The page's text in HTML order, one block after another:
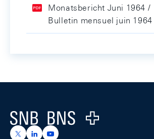
Monatsbericht Juni 1964 /
Bulletin mensuel juin 1964
Logo
https://x.com/snb_bns
https://ch.linkedin.com/
https://www.youtube.com/